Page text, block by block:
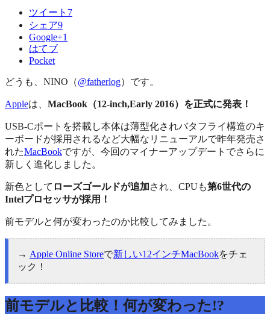
ツイート 7
シェア9
Google+1
はてブ
Pocket
どうも、NINO（@fatherlog）です。
Appleは、 MacBook（12-inch,Early 2016）を正式に発表！
USB-Cポートを搭載し本体は薄型化されバタフライ構造のキ
ーボードが採用されるなど大幅なリニューアルで昨年発売さ
れたMacBookですが、今回のマイナーアップデートでさらに
新しく進化しました。
新色として ローズゴールドが追加され、CPUも第6世代の
Intelプロセッサが採用！
前モデルと何が変わったのか比較してみました。
→ Apple Online Storeで新しい12インチMacBookをチェ
ック！
前モデルと比較！何が変わった!?